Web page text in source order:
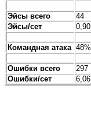
Эйсы всего 44
Эйсы/сет
0,90
Командная атака 48%
Ошибки всего 297
Ошибки/сет
6,06